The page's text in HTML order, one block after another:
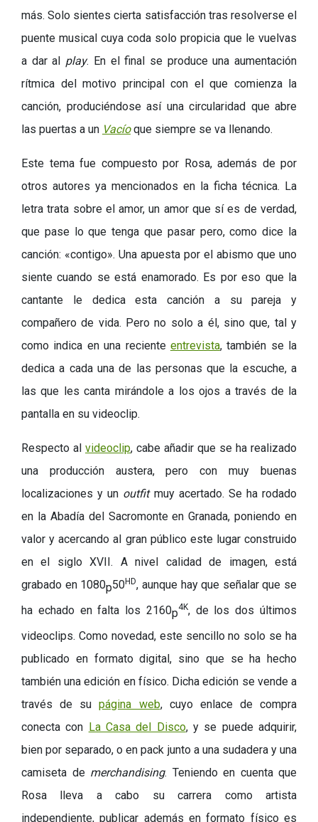
más. Solo sientes cierta satisfacción tras resolverse el
puente musical cuya coda solo propicia que le vuelvas
a dar al play. En el final se produce una aumentación
rítmica del motivo principal con el que comienza la
canción, produciéndose así una circularidad que abre
las puertas a un Vacíoque siempre se va llenando.
Este tema fue compuesto por Rosa, además de por
otros autores ya mencionados en la ficha técnica. La
letra trata sobre el amor, un amor que sí es de verdad,
que pase lo que tenga que pasar pero, como dice la
canción: «contigo». Una apuesta por el abismo que uno
siente cuando se está enamorado. Es por eso que la
cantante le dedica esta canción a su pareja y
compañero de vida. Pero no solo a él, sino que, tal y
como indica en una reciente entrevista, también se la
dedica a cada una de las personas que la escuche, a
las que les canta mirándole a los ojos a través de la
pantalla en su videoclip.
Respecto al videoclip, cabe añadir que se ha realizado
una producción austera, pero con muy buenas
localizaciones y un outfitmuy acertado. Se ha rodado
en la Abadía del Sacromonte en Granada, poniendo en
valor y acercando al gran público este lugar construido
en el siglo XVII. A nivel calidad de imagen, está
grabado en 1080p50HD, aunque hay que señalar que se
ha echado en falta los 2160p4K, de los dos últimos
videoclips. Como novedad, este sencillo no solo se ha
publicado en formato digital, sino que se ha hecho
también una edición en físico. Dicha edición se vende a
través de supágina web, cuyo enlace de compra
conecta con La Casa del Disco, y se puede adquirir,
bien por separado, o en pack junto a una sudadera y una
camiseta de merchandising. Teniendo en cuenta que
Rosa lleva a cabo su carrera como artista
independiente, publicar además en formato físico es